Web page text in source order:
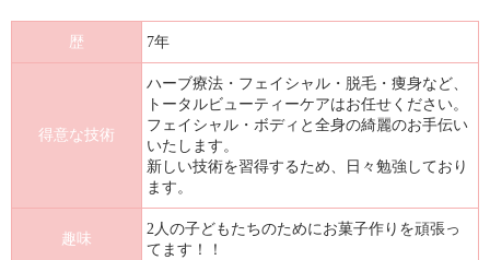
歴 7年
得意な技術
ハーブ療法・フェイシャル・脱毛・痩身など、
トータルビューティーケアはお任せください。
フェイシャル・ボディと全身の綺麗のお手伝い
いたします。
新しい技術を習得するため、日々勉強しており
ます。
趣味
2人の子どもたちのためにお菓子作りを頑張っ
てます！！